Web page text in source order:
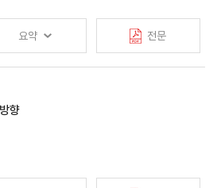
있다. 인력 고령화로 보험산업(특히,
성 저하가 심화되고 있으나, 빅데이터
가치사슬을 정교화하여 효율성을
개방형 생태계 조성을 유도하고 있어
업 중심의 단순한 형태에서 생태계를
로 변화할 것으로 예상된다.
디지털전환을 살펴보면, 다음과 같은
다. 중
다. 또한 디지털전환 추진 초기에는
털전환
을 위한 과제
금지라는 보험의 기본 원리에 따라
으나, 각 보험제도의 보상 성격에 따라
대한 문제 혹은 보험자 간의 구상권을
다는 점을 유의할 필요가 있다. 또한 각
으로 관리되지 않음에 따라 상호 영향을
제도별 급여 보상 범위에 차이가 있기
선 적용하느냐에 따라 소비자 후생이
있다.
비자 후생이 달라지는 문제를 해결하기
취지와 제도 간 상호연계성을 고려하여
운영 현황
황
비교
요약 전문
요양보험 사례 분석을 통해 ① 상품개발,
의 3가지 측면에서 실손의료보험 관련
험의 경우 2009년 표준화 이후 주로
향